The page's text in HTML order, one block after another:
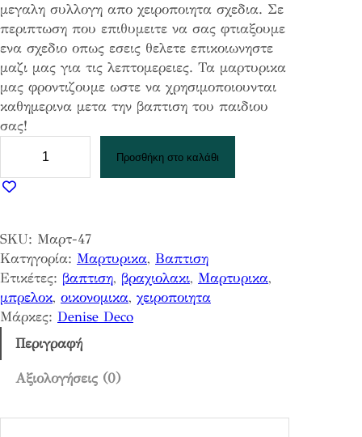
μεγαλη συλλογη απο χειροποιητα σχεδια. Σε
περιπτωση που επιθυμειτε να σας φτιαξουμε
ενα σχεδιο οπως εσεις θελετε επικοιωνηστε
μαζι μας για τις λεπτομερειες. Τα μαρτυρικα
μας φροντιζουμε ωστε να χρησιμοποιουνται
καθημερινα μετα την βαπτιση του παιδιου
σας!
ρ
ρ
ι
κ
α
D
4
ο
Προσθήκη στο καλάθι
SKU: Μαρτ-47
Κατηγορία: Μαρτυρικα, Βαπτιση
Ετικέτες: βαπτιση, βραχιολακι, Μαρτυρικα
μπρελοκ, οικονομικα, χειροποιητα
Μάρκες: Denise Deco
Περιγραφή
Αξιολογήσεις (0)